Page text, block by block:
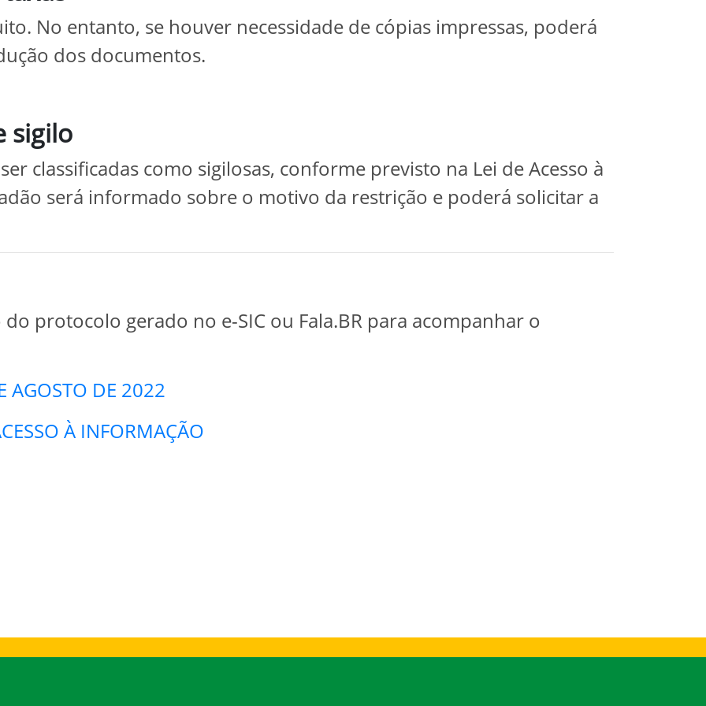
No entanto, se houver necessidade de cópias impressas, poderá
dos documentos.
sigilo
classificadas como sigilosas, conforme previsto na Lei de Acesso à
será informado sobre o motivo da restrição e poderá solicitar a
protocolo gerado no e-SIC ou Fala.BR para acompanhar o
AGOSTO DE 2022
À INFORMAÇÃO